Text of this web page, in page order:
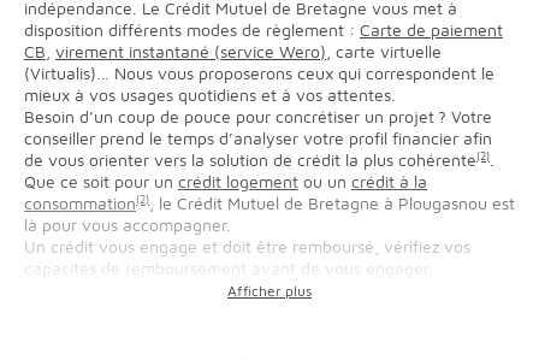
indépendance. Le Crédit Mutuel de Bretagne vous met à
disposition différents modes de règlement : Carte de paiement
CB virement instantané (service Wero) , carte virtuelle
(Virtualis)… Nous vous proposerons ceux qui correspondent le
mieux à vos usages quotidiens et à vos attentes.
Besoin d’un coup de pouce pour concrétiser un projet ? Votre
conseiller prend le temps d’analyser votre profil financier afin
de vous orienter vers la solution de crédit la plus cohérente(2)
Que ce soit pour un crédit logement ou un crédit à la
consommation(2)
, le Crédit Mutuel de Bretagne à Plougasnou est
là pour vous accompagner.
Un crédit vous engage et doit être remboursé, vérifiez vos
capacités de remboursement avant de vous engager.